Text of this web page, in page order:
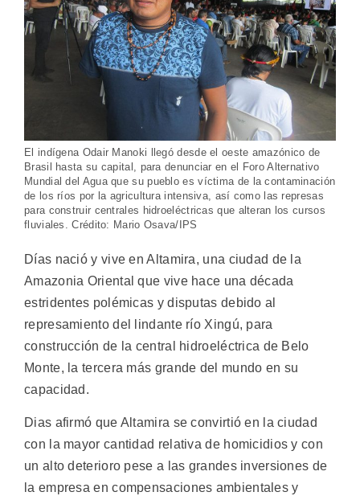
El indígena Odair Manoki llegó desde el oeste amazónico de
Brasil hasta su capital, para denunciar en el Foro Alternativo
Mundial del Agua que su pueblo es víctima de la contaminación
de los ríos por la agricultura intensiva, así como las represas
para construir centrales hidroeléctricas que alteran los cursos
fluviales. Crédito: Mario Osava/IPS
Días nació y vive en Altamira, una ciudad de la
Amazonia Oriental que vive hace una década
estridentes polémicas y disputas debido al
represamiento del lindante río Xingú, para
construcción de la central hidroeléctrica de Belo
Monte, la tercera más grande del mundo en su
capacidad.
Dias afirmó que Altamira se convirtió en la ciudad
con la mayor cantidad relativa de homicidios y con
un alto deterioro pese a las grandes inversiones de
la empresa en compensaciones ambientales y